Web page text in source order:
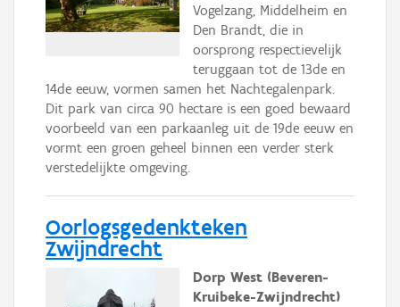
Vogelzang, Middelheim en
Den Brandt, die in
oorsprong respectievelijk
teruggaan tot de 13de en
14de eeuw, vormen samen het Nachtegalenpark.
Dit park van circa 90 hectare is een goed bewaard
voorbeeld van een parkaanleg uit de 19de eeuw en
vormt een groen geheel binnen een verder sterk
verstedelijkte omgeving.
Oorlogsgedenkteken
Zwijndrecht
Dorp West (Beveren-
Kruibeke-Zwijndrecht)